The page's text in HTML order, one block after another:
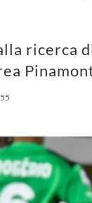
ricerca